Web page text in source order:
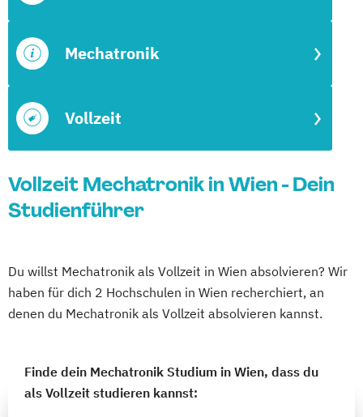
Vollzeit
Mechatronik
Vollzeit Mechatronik in Wien - Dein
Studienführer
Du willst Mechatronik als Vollzeit in Wien absolvieren? Wir
haben für dich 2 Hochschulen in Wien recherchiert, an
denen du Mechatronik als Vollzeit absolvieren kannst.
Finde dein Mechatronik Studium in Wien, dass du
als Vollzeit studieren kannst: